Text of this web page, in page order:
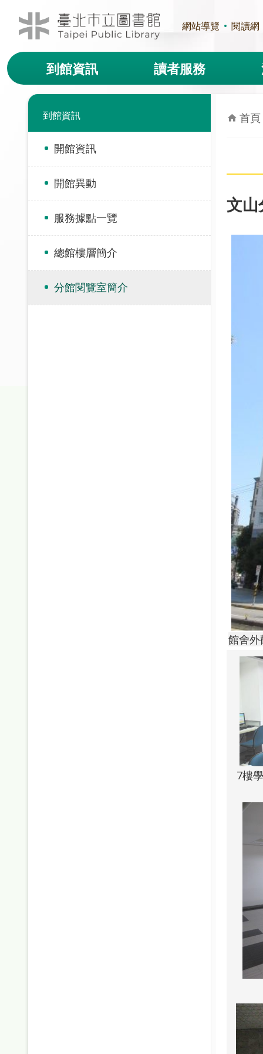
跳到主要內容區塊
網站導覽 閱讀網
到館資訊 讀者服務
到館資訊
開館資訊
開館異動
服務據點一覽
總館樓層簡介
分館閱覽室簡介
首頁
文山
館舍外
7樓